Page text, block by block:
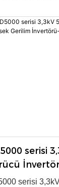
ve
● Tedarik
serisi
FGI
serisi